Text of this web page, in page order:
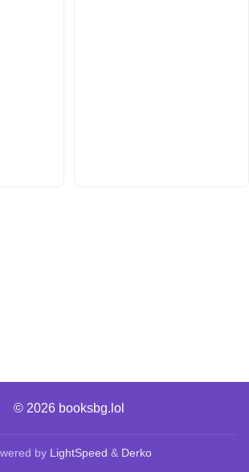
© 2026 booksbg.lol
by LightSpeed & Derko